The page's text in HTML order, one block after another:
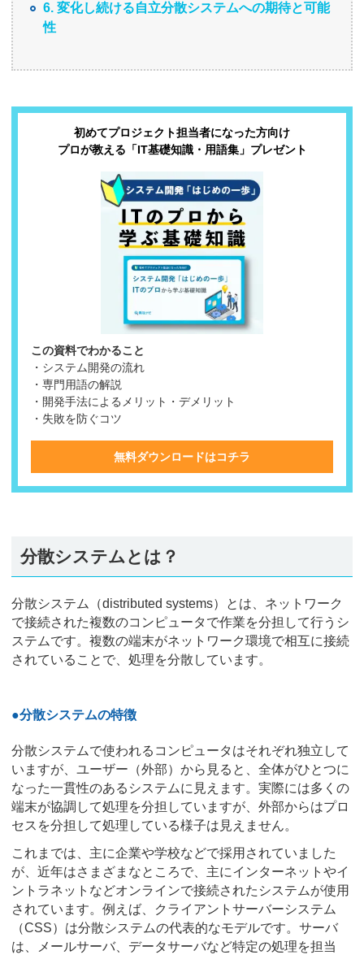
6. 変化し続ける自立分散システムへの期待と可能
性
初めてプロジェクト担当者になった方向け
プロが教える「IT基礎知識・用語集」プレゼント
この資料でわかること
・システム開発の流れ
・専門用語の解説
・開発手法によるメリット・デメリット
・失敗を防ぐコツ
無料ダウンロードはコチラ
分散システムとは？
分散システム（distributed systems）とは、ネットワーク
で接続された複数のコンピュータで作業を分担して行うシ
ステムです。複数の端末がネットワーク環境で相互に接続
されていることで、処理を分散しています。
●分散システムの特徴
分散システムで使われるコンピュータはそれぞれ独立して
いますが、ユーザー（外部）から見ると、全体がひとつに
なった一貫性のあるシステムに見えます。実際には多くの
端末が協調して処理を分担していますが、外部からはプロ
セスを分担して処理している様子は見えません。
これまでは、主に企業や学校などで採用されていました
が、近年はさまざまなところで、主にインターネットやイ
ントラネットなどオンラインで接続されたシステムが使用
されています。例えば、クライアントサーバーシステム
（CSS）は分散システムの代表的なモデルです。サーバ
は、メールサーバ、データサーバなど特定の処理を担当